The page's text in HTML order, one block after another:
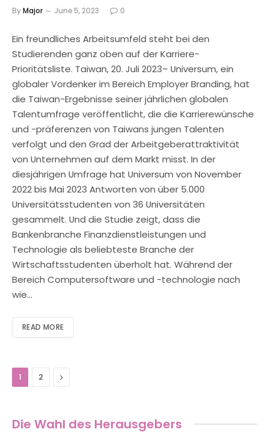
ByMajor June 5, 2023 0
Ein freundliches Arbeitsumfeld steht bei den
Studierenden ganz oben auf der Karriere-
Prioritätsliste. Taiwan, 20. Juli 2023– Universum, ein
globaler Vordenker im Bereich Employer Branding, hat
die Taiwan-Ergebnisse seiner jährlichen globalen
Talentumfrage veröffentlicht, die die Karrierewünsche
und -präferenzen von Taiwans jungen Talenten
verfolgt und den Grad der Arbeitgeberattraktivität
von Unternehmen auf dem Markt misst. In der
diesjährigen Umfrage hat Universum von November
2022 bis Mai 2023 Antworten von über 5.000
Universitätsstudenten von 36 Universitäten
gesammelt. Und die Studie zeigt, dass die
Bankenbranche Finanzdienstleistungen und
Technologie als beliebteste Branche der
Wirtschaftsstudenten überholt hat. Während der
Bereich Computersoftware und -technologie nach
wie…
READ MORE
1 2 Next
Die Wahl des Herausgebers